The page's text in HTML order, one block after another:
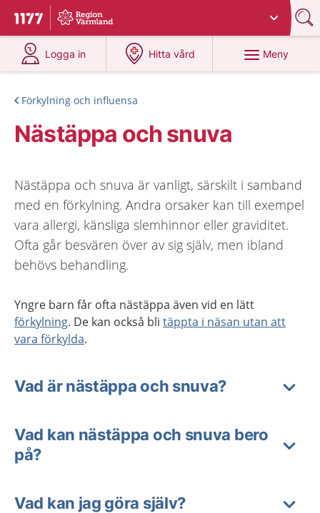
Till startsidan för 1177
Du har valt region
Logga in
på 1177.se
Hitta vård
på 1177.se
Meny
Förkylning och influensa
Nästäppa och snuva
Nästäppa och snuva är vanligt, särskilt i samband
med en förkylning. Andra orsaker kan till exempel
vara allergi, känsliga slemhinnor eller graviditet.
Ofta går besvären över av sig själv, men ibland
behövs behandling.
Yngre barn får ofta nästäppa även vid en lätt
förkylning. De kan också bli täppta i näsan utan att
vara förkylda.
Vad är nästäppa och snuva?
Vad kan nästäppa och snuva bero
på?
Vad kan jag göra själv?